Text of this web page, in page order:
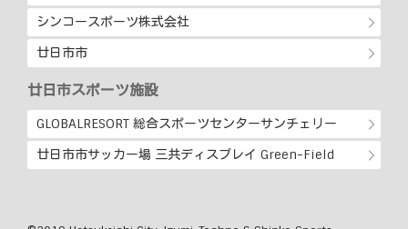
シンコースポーツ株式会社
廿日市市
廿日市スポーツ施設
GLOBALRESORT 総合スポーツセンターサンチェリー
廿日市市サッカー場 三共ディスプレイ Green-Field